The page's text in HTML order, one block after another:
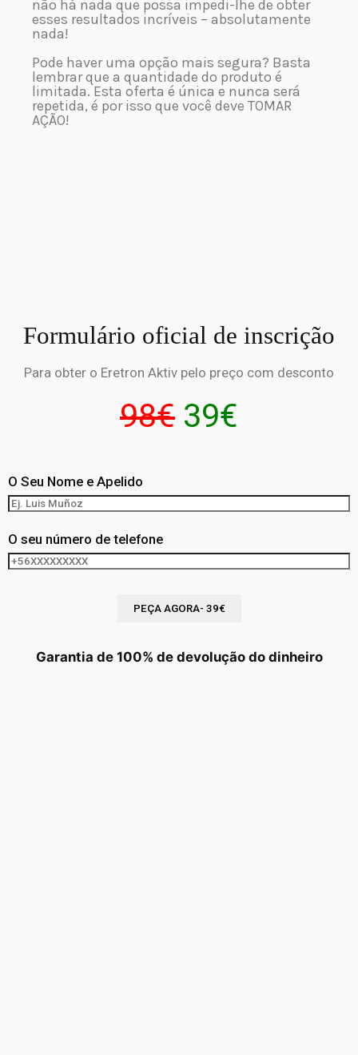
não há nada que possa impedi-lhe de obter
esses resultados incríveis – absolutamente
nada!
Pode haver uma opção mais segura? Basta
lembrar que a quantidade do produto é
limitada. Esta oferta é única e nunca será
repetida, é por isso que você deve TOMAR
AÇÃO!
Formulário oficial de inscrição
Para obter o Eretron Aktiv pelo preço com desconto
98€ 39€
O Seu Nome e Apelido
O seu número de telefone
Garantia de 100% de devolução do dinheiro